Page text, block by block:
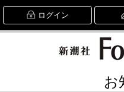
ログイン
お